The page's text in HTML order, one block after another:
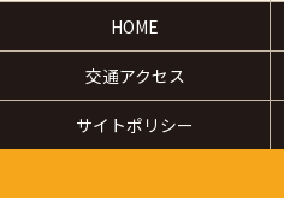
HOME
交通アクセス
サイトポリシー